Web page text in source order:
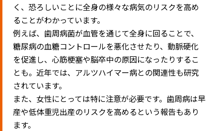
く、恐ろしいことに全身の様々な病気のリスクを高め
ることがわかっています。
例えば、歯周病菌が血管を通じて全身に回ることで、
糖尿病の血糖コントロールを悪化させたり、動脈硬化
を促進し、心筋梗塞や脳卒中の原因になったりするこ
とも。近年では、アルツハイマー病との関連性も研究
されています。
また、女性にとっては特に注意が必要です。歯周病は早
産や低体重児出産のリスクを高めるという報告もあり
ます。